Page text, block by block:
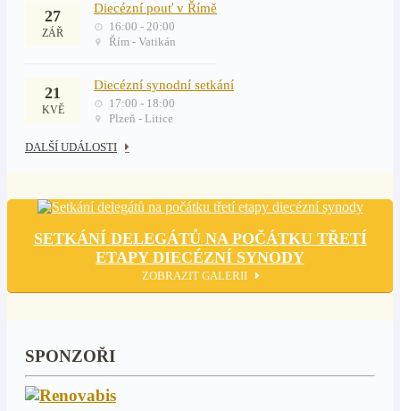
27
ZÁŘ
Diecézní pouť v Římě
16:00 - 20:00
Řím - Vatikán
21
KVĚ
Diecézní synodní setkání
17:00 - 18:00
Plzeň - Litice
DALŠÍ UDÁLOSTI
SETKÁNÍ DELEGÁTŮ NA POČÁTKU TŘETÍ
ETAPY DIECÉZNÍ SYNODY
ZOBRAZIT GALERII
SPONZOŘI